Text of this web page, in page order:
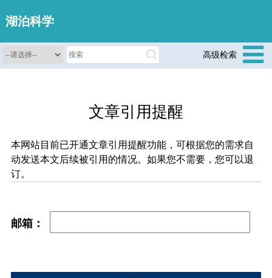
湖泊科学
高级检索
文章引用提醒
本网站目前已开通文章引用提醒功能，可根据您的需求自
动发送本文后续被引用的情况。如果您不需要，您可以退
订。
邮箱：